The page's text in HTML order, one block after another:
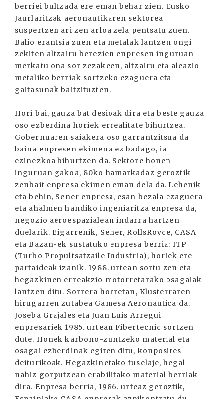
berriei bultzada ere eman behar zien. Eusko
Jaurlaritzak aeronautikaren sektorea
suspertzen ari zen arloa zela pentsatu zuen.
Balio erantsia zuen eta metalak lantzen ongi
zekiten altzairu berezien enpresen inguruan
merkatu ona sor zezakeen, altzairu eta aleazio
metaliko berriak sortzeko ezaguera eta
gaitasunak baitzituzten.
Hori bai, gauza bat desioak dira eta beste gauza
oso ezberdina horiek errealitate bihurtzea.
Gobernuaren saiakera oso garrantzitsua da
baina enpresen ekimena ez badago, ia
ezinezkoa bihurtzen da. Sektore honen
inguruan gakoa, 80ko hamarkadaz geroztik
zenbait enpresa ekimen eman dela da. Lehenik
eta behin, Sener enpresa, esan bezala ezaguera
eta ahalmen handiko ingeniaritza enpresa da,
negozio aeroespazialean indarra hartzen
duelarik. Bigarrenik, Sener, RollsRoyce, CASA
eta Bazan-ek sustatuko enpresa berria: ITP
(Turbo Propultsatzaile Industria), horiek ere
partaideak izanik. 1988. urtean sortu zen eta
hegazkinen erreakzio motorretarako osagaiak
lantzen ditu. Sorrera horretan, Klusterraren
hirugarren zutabea Gamesa Aeronautica da.
Joseba Grajales eta Juan Luis Arregui
enpresariek 1985. urtean Fibertecnic sortzen
dute. Honek karbono-zuntzeko material eta
osagai ezberdinak egiten ditu, konposites
deiturikoak. Hegazkinetako fuselaje, hegal
nahiz gorputzean erabilitako material berriak
dira. Enpresa berria, 1986. urteaz geroztik,